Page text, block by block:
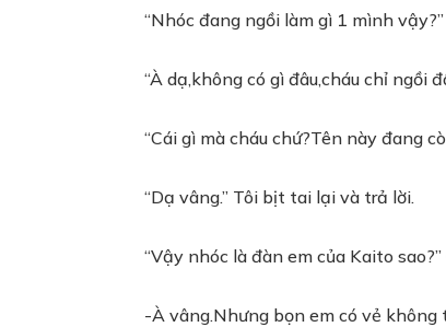
“Nhóc đang ngồi làm gì 1 mình
“À dạ,không có gì đâu,cháu chỉ
“Cái gì mà cháu chứ?Tên này đang
“Dạ vâng.” Tôi bịt tai lại và trả lời.
“Vậy nhóc là đàn em của Kaito
-À vâng.Nhưng bọn em có vẻ không